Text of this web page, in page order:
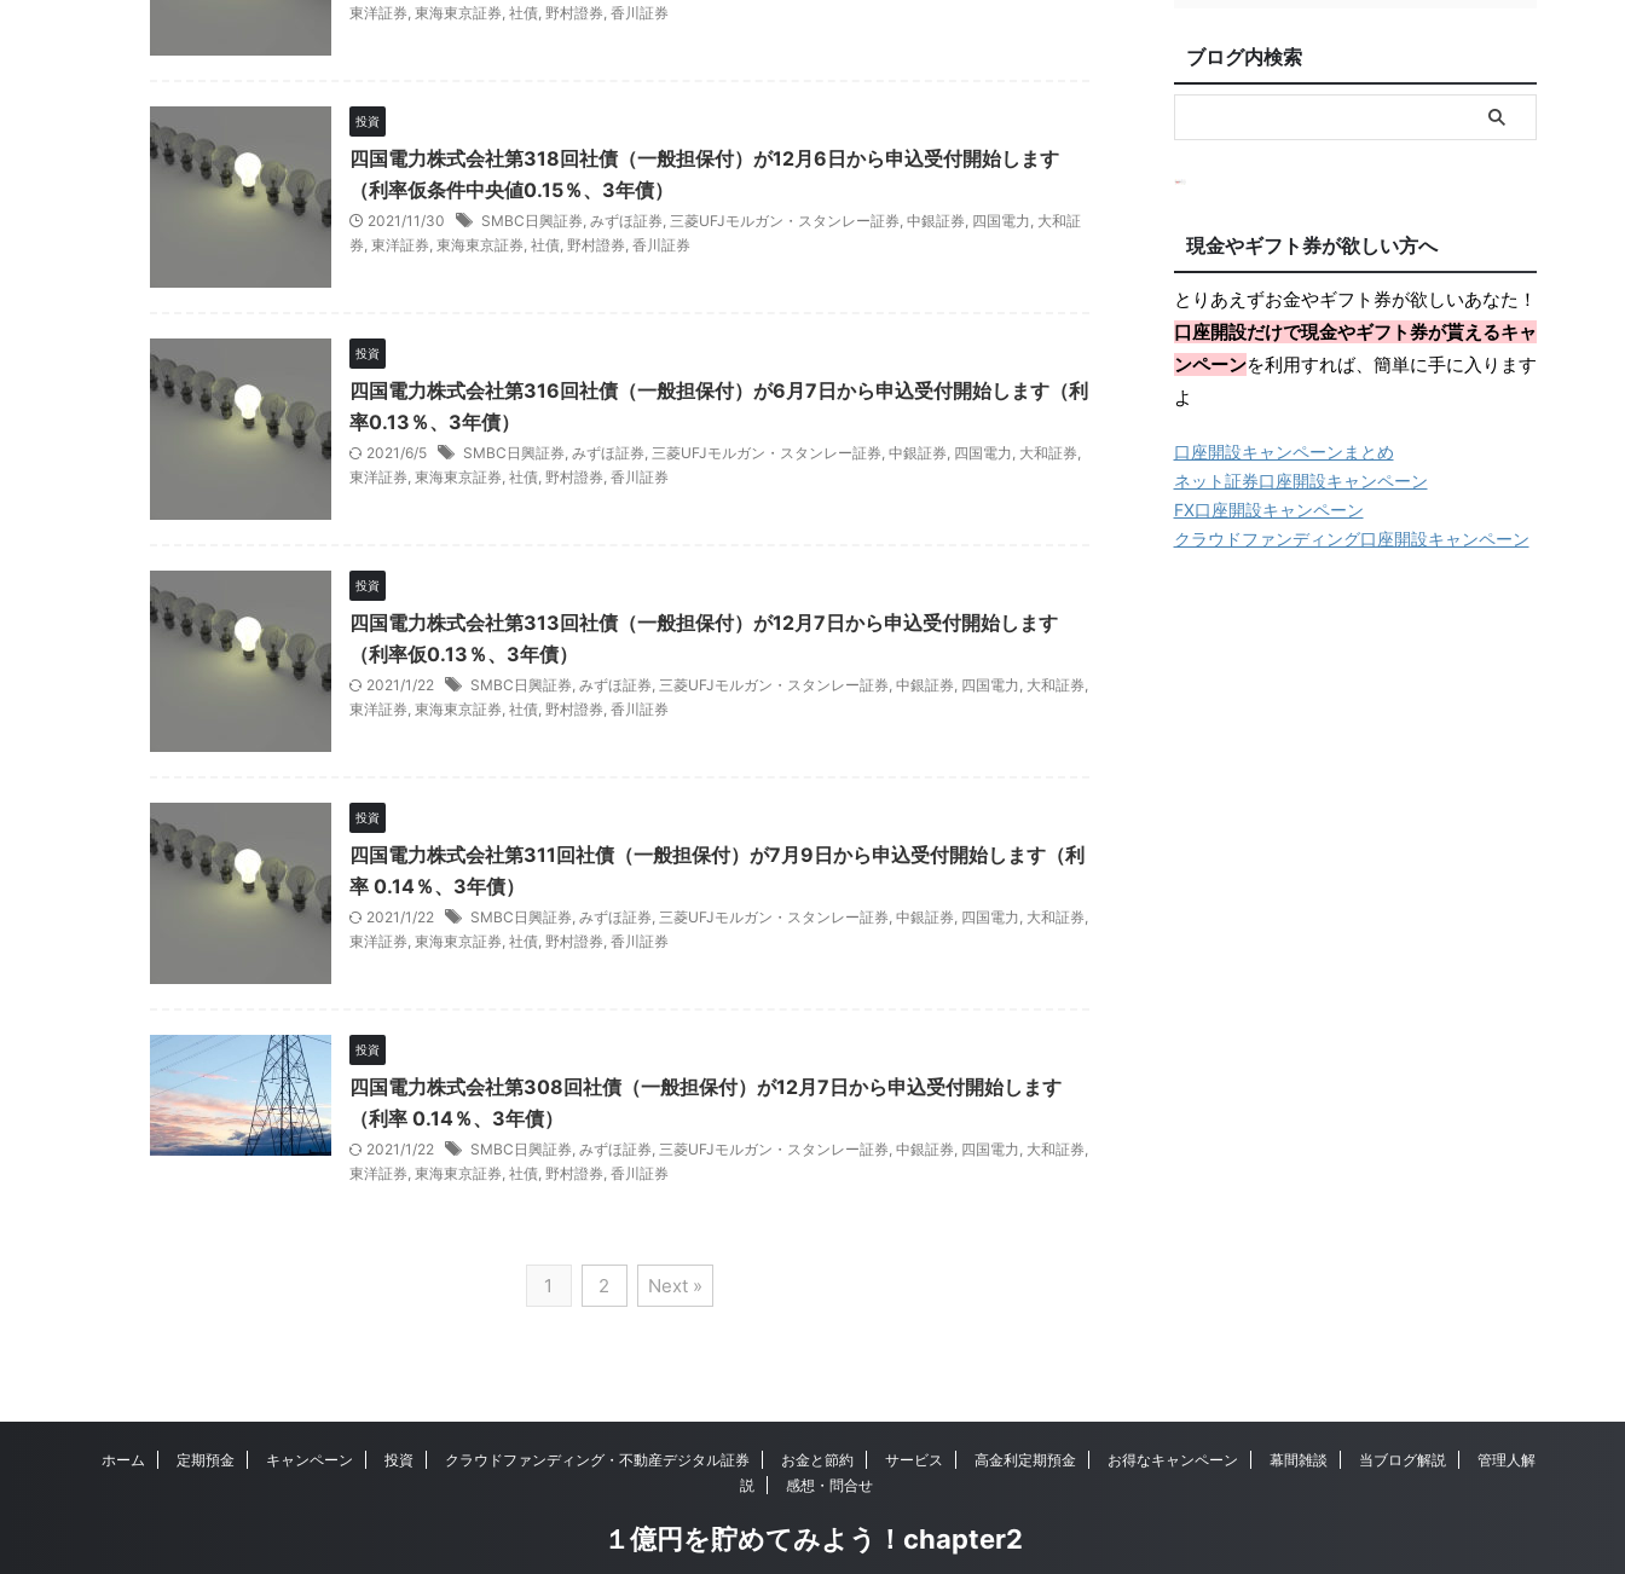
東洋証券, 東海東京証券, 社債, 野村證券, 香川証券
投資
四国電力株式会社第318回社債（一般担保付）が12月6日から申込受付開始します
（利率仮条件中央値0.15％、3年債）
2021/11/30 SMBC日興証券, みずほ証券, 三菱UFJモルガン・スタンレー証券, 中銀証券, 四国電力, 大和証
券, 東洋証券, 東海東京証券, 社債, 野村證券, 香川証券
投資
四国電力株式会社第316回社債（一般担保付）が6月7日から申込受付開始します（利
率0.13％、3年債）
2021/6/5 SMBC日興証券, みずほ証券, 三菱UFJモルガン・スタンレー証券, 中銀証券, 四国電力, 大和証券,
東洋証券, 東海東京証券, 社債, 野村證券, 香川証券
投資
四国電力株式会社第313回社債（一般担保付）が12月7日から申込受付開始します
（利率仮0.13％、3年債）
2021/1/22 SMBC日興証券, みずほ証券, 三菱UFJモルガン・スタンレー証券, 中銀証券, 四国電力, 大和証券,
東洋証券, 東海東京証券, 社債, 野村證券, 香川証券
投資
四国電力株式会社第311回社債（一般担保付）が7月9日から申込受付開始します（利
率 0.14％、3年債）
2021/1/22 SMBC日興証券, みずほ証券, 三菱UFJモルガン・スタンレー証券, 中銀証券, 四国電力, 大和証券,
東洋証券, 東海東京証券, 社債, 野村證券, 香川証券
投資
四国電力株式会社第308回社債（一般担保付）が12月7日から申込受付開始します
（利率 0.14％、3年債）
2021/1/22 SMBC日興証券, みずほ証券, 三菱UFJモルガン・スタンレー証券, 中銀証券, 四国電力, 大和証券,
東洋証券, 東海東京証券, 社債, 野村證券, 香川証券
1 2 Next »
ブログ内検索
現金やギフト券が欲しい方へ
とりあえずお金やギフト券が欲しいあなた！
口座開設だけで現金やギフト券が貰えるキャ
ンペーンを利用すれば、簡単に手に入ります
よ
口座開設キャンペーンまとめ
ネット証券口座開設キャンペーン
FX口座開設キャンペーン
クラウドファンディング口座開設キャンペーン
ホーム 定期預金 キャンペーン 投資 クラウドファンディング・不動産デジタル証券 お金と節約 サービス 高金利定期預金 お得なキャンペーン 幕間雑談 当ブログ解説
管理人解
説
感想・問合せ
１億円を貯めてみよう！chapter2